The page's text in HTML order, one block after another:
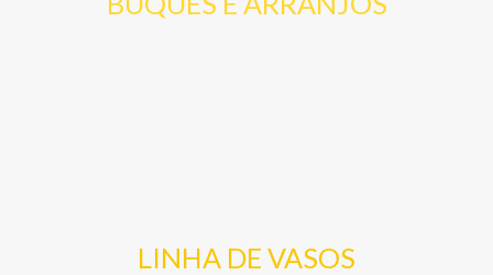
LINHA DE VASOS